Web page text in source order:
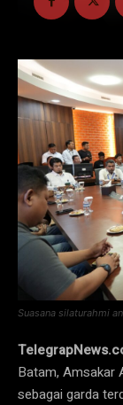
Suasana silaturahmi
Batam, Amsakar
sebagai garda